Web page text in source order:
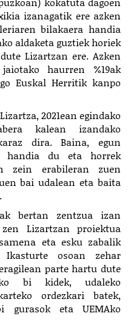
izanagatik ere azken
bilakaera handia
aldaketa guztiek horiek
Lizartzan ere. Azken
haurren %19ak
Euskal Herritik kanpo
2021ean egindako
kalean izandako
dira. Baina, egun
handia du eta horrek
zein erabileran zuen
bai udalean eta baita
bertan zentzua izan
Lizartzan proiektua
eta esku zabalik
osoan zehar
parte hartu dute
bi kidek, udaleko
ordezkari batek,
gurasok eta UEMAko